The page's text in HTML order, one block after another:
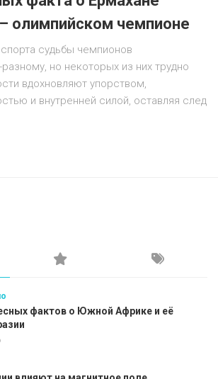
олимпийском чемпионе
судьбы чемпионов
но некоторых из них трудно
вдохновляют упорством,
и внутренней силой, оставляя след
фактов о Южной Африке и её